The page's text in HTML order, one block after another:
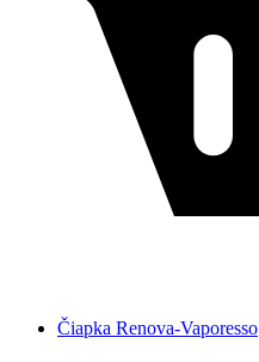
Čiapka Renova-Vaporesso